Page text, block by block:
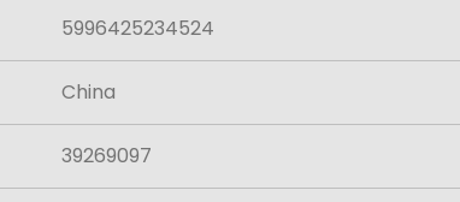
5996425234524
China
39269097